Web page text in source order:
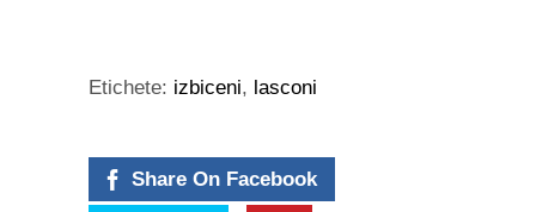
Etichete: izbiceni, lasconi
Share On Facebook